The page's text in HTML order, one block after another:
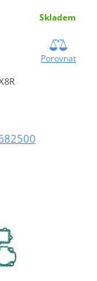
Skladem
Porovnat